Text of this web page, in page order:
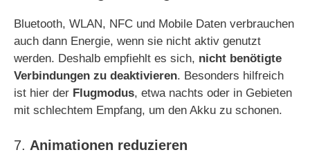
Bluetooth, WLAN, NFC und Mobile Daten verbrauchen
auch dann Energie, wenn sie nicht aktiv genutzt
werden. Deshalb empfiehlt es sich, nicht benötigte
Verbindungen zu deaktivieren. Besonders hilfreich
ist hier der Flugmodus, etwa nachts oder in Gebieten
mit schlechtem Empfang, um den Akku zu schonen.
7. Animationen reduzieren